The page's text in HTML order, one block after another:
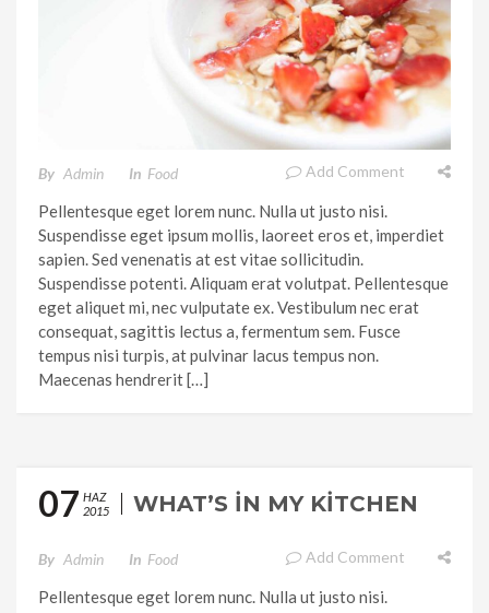
By Admin In Food Add Comment
Pellentesque eget lorem nunc. Nulla ut justo nisi.
Suspendisse eget ipsum mollis, laoreet eros et, imperdiet
sapien. Sed venenatis at est vitae sollicitudin.
Suspendisse potenti. Aliquam erat volutpat. Pellentesque
eget aliquet mi, nec vulputate ex. Vestibulum nec erat
consequat, sagittis lectus a, fermentum sem. Fusce
tempus nisi turpis, at pulvinar lacus tempus non.
Maecenas hendrerit […]
07 HAZ
2015
WHAT’S IN MY KITCHEN
By Admin In Food Add Comment
Pellentesque eget lorem nunc. Nulla ut justo nisi.